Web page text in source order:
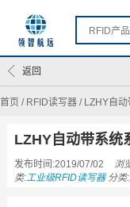
首页 / RFID读写器 / LZHY自
返回
LZHY自动带系统
发布时间:2019/07/02 浏
类:工业级RFID读写器分类: